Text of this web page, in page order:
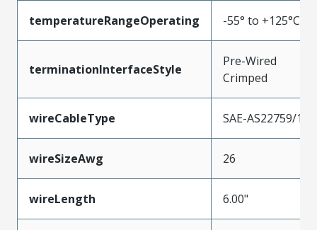
temperatureRangeOperating -55° to +125°C
terminationInterfaceStyle
Pre-Wired
Crimped
wireCableType SAE-AS22759/11
wireSizeAwg 26
wireLength 6.00"